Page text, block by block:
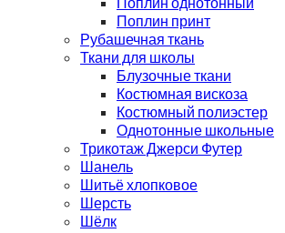
Поплин принт
Рубашечная ткань
Ткани для школы
Блузочные ткани
Костюмная вискоза
Костюмный полиэстер
Однотонные школьные
Трикотаж Джерси Футер
Шанель
Шитьё хлопковое
Шерсть
Шёлк